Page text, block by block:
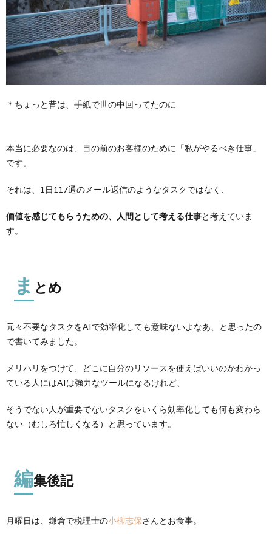
＊ちょっと昔は、手紙で世の中回ってたのに
本当に必要なのは、目の前のお客様のために「私がやるべき仕事」
です。
それは、1日117通のメール返信のようなタスクではなく、
価値を感じてもらうための、人間として考える仕事と考えていま
す。
ま とめ
元々不要なタスクをAIで効率化しても意味ないよなあ、と思ったの
で書いてみました。
メリハリをつけて、どこに自分のリソースを使えばいいのかわかっ
ている人にはAIは強力なツールになるけれど、
そうでない人が重要でないタスクをいくら効率化しても何も変わら
ない（むしろ忙しくなる）と思っています。
編集後記
月曜日は、鎌倉で税理士の小柳志保さんとお食事。